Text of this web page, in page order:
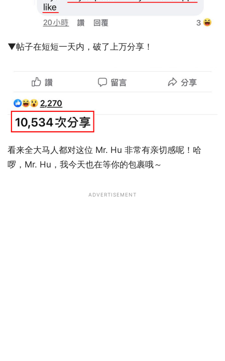
▼帖子在短短一天内，破了上万分享！
看来全大马人都对这位 Mr. Hu 非常有亲切感呢！哈
啰，Mr. Hu，我今天也在等你的包裹哦～
ADVERTISEMENT